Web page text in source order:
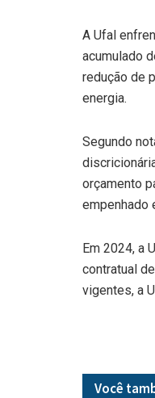
A Ufal
acumulado
redução de
energia.
Segundo
orçamento
empenhado
Em 2024, a
contratual
vigentes, a
Você